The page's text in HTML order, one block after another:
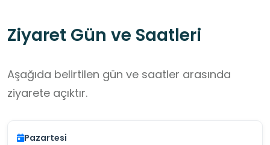
Ziyaret Gün ve Saatleri
Aşağıda belirtilen gün ve saatler arasında
ziyarete açıktır.
Pazartesi